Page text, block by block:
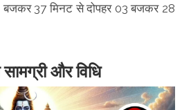
37 मिनट से दोपहर 03 बजकर 28
सामग्री और विधि